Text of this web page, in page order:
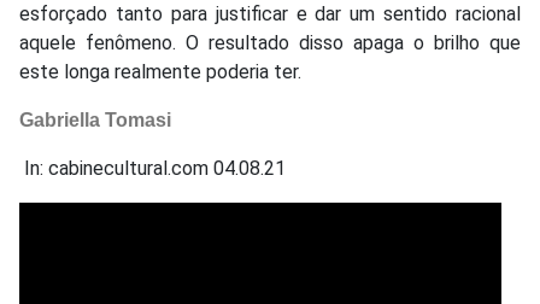
esforçado tanto para justificar e dar um sentido racional
aquele fenômeno. O resultado disso apaga o brilho que
este longa realmente poderia ter.
Gabriella Tomasi
In: cabinecultural.com 04.08.21